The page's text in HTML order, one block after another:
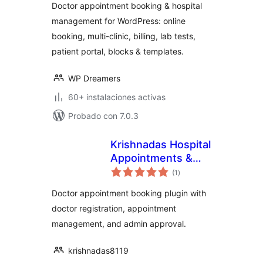
Management
System
Doctor appointment booking & hospital
management for WordPress: online
booking, multi-clinic, billing, lab tests,
patient portal, blocks & templates.
WP Dreamers
60+ instalaciones activas
Probado con 7.0.3
Krishnadas Hospital
Appointments &
Clinic Manager
(1 total
de
)
Doctor appointment booking plugin with
doctor registration, appointment
management, and admin approval.
krishnadas8119